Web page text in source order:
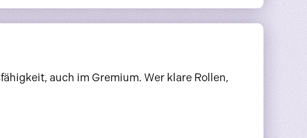
auch im Gremium. Wer klare Rollen,